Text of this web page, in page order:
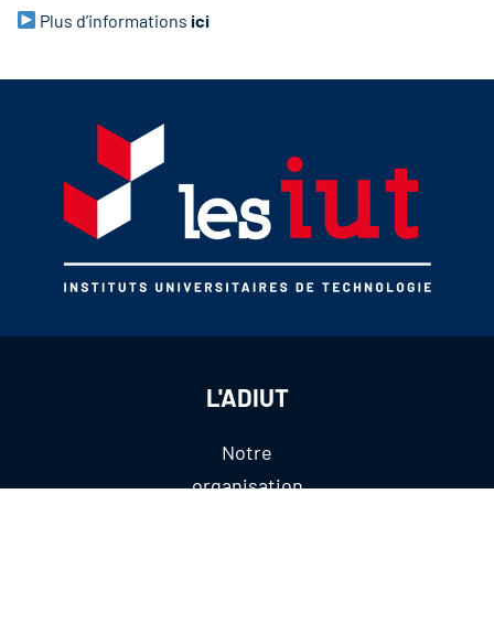
Plus d’informationsici
L'ADIUT
Notre
organisation